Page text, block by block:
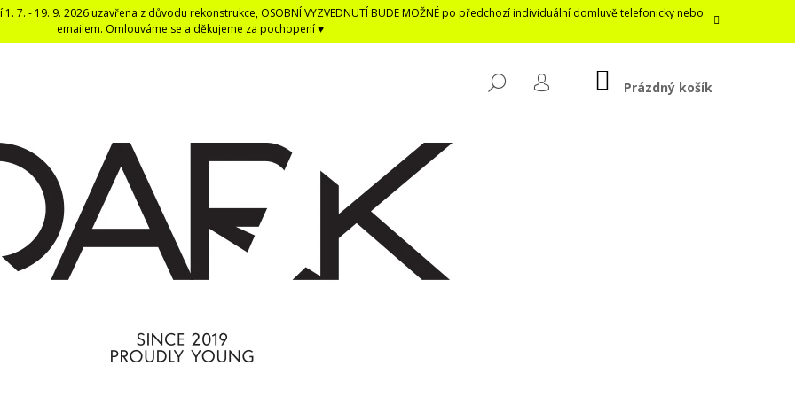
7. - 19. 9. 2026 uzavřena z důvodu rekonstrukce, OSOBNÍ VYZVEDNUTÍ BUDE MOŽNÉ po předchozí individuální domluvě telefonicky nebo
emailem. Omlouváme se a děkujeme za pochopení ♥
HLEDAT
PŘIHLÁŠENÍ
NÁKUPNÍ
KOŠÍK
Prázdný košík
HLEDAT
DOPORUČUJEME